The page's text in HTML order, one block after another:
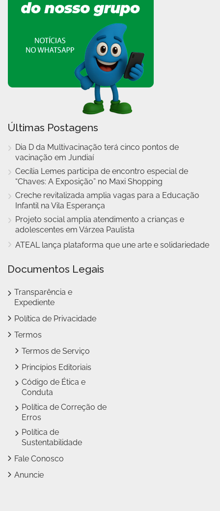
Últimas Postagens
Dia D da Multivacinação terá cinco pontos de
vacinação em Jundiaí
Cecília Lemes participa de encontro especial de
“Chaves: A Exposição” no Maxi Shopping
Creche revitalizada amplia vagas para a Educação
Infantil na Vila Esperança
Projeto social amplia atendimento a crianças e
adolescentes em Várzea Paulista
ATEAL lança plataforma que une arte e solidariedade
Documentos Legais
Transparência e
Expediente
Política de Privacidade
Termos
Termos de Serviço
Princípios Editoriais
Código de Ética e
Conduta
Política de Correção de
Erros
Política de
Sustentabilidade
Fale Conosco
Anuncie